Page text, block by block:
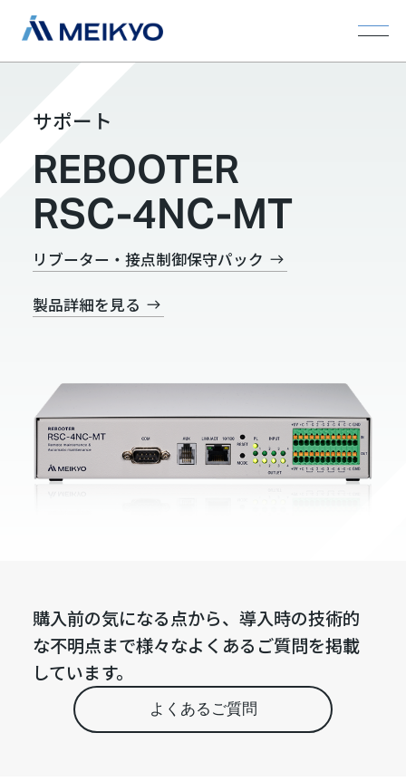
サポート
REBOOTER
RSC-4NC-MT
リブーター・接点制御保守パック
製品詳細を見る
購入前の気になる点から、導入時の技術的
な不明点まで様々なよくあるご質問を掲載
しています。
よくあるご質問